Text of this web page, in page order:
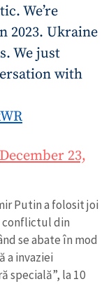
We’re
2023. Ukraine
We just
with
December 23,
Putin a folosit joi
conflictul din
se abate în mod
a invaziei
specială”, la 10